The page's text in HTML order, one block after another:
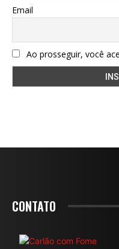
Email
Ao prosseguir, você
CONTATO